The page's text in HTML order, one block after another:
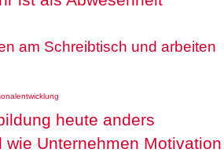
heute anders
wie Unternehmen Motivation